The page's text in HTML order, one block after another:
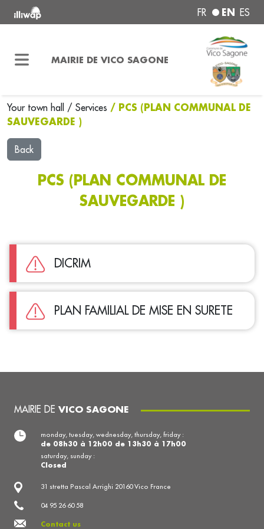
FR EN ES
MAIRIE DE VICO SAGONE
Your town hall / Services / PCS (PLAN COMMUNAL DE
SAUVEGARDE )
Back
PCS (PLAN COMMUNAL DE
SAUVEGARDE )
DICRIM
PLAN FAMILIAL DE MISE EN SURETE
MAIRIE DE VICO SAGONE
31 stretta Pascal Arrighi 20160 Vico France
04 95 26 60 58
Contact us
monday, tuesday, wednesday, thursday, friday :
de 08h30 à 12h00 de 13h30 à 17h00
saturday, sunday :
Closed